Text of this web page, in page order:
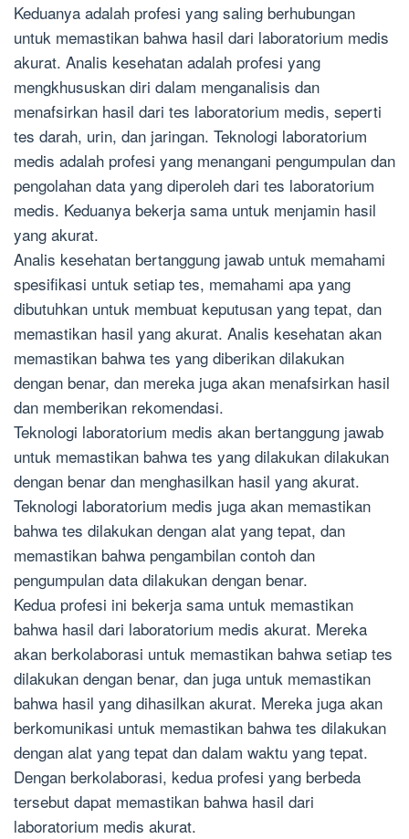
Keduanya adalah profesi yang saling berhubungan
untuk memastikan bahwa hasil dari laboratorium medis
akurat. Analis kesehatan adalah profesi yang
mengkhususkan diri dalam menganalisis dan
menafsirkan hasil dari tes laboratorium medis, seperti
tes darah, urin, dan jaringan. Teknologi laboratorium
medis adalah profesi yang menangani pengumpulan dan
pengolahan data yang diperoleh dari tes laboratorium
medis. Keduanya bekerja sama untuk menjamin hasil
yang akurat.
Analis kesehatan bertanggung jawab untuk memahami
spesifikasi untuk setiap tes, memahami apa yang
dibutuhkan untuk membuat keputusan yang tepat, dan
memastikan hasil yang akurat. Analis kesehatan akan
memastikan bahwa tes yang diberikan dilakukan
dengan benar, dan mereka juga akan menafsirkan hasil
dan memberikan rekomendasi.
Teknologi laboratorium medis akan bertanggung jawab
untuk memastikan bahwa tes yang dilakukan dilakukan
dengan benar dan menghasilkan hasil yang akurat.
Teknologi laboratorium medis juga akan memastikan
bahwa tes dilakukan dengan alat yang tepat, dan
memastikan bahwa pengambilan contoh dan
pengumpulan data dilakukan dengan benar.
Kedua profesi ini bekerja sama untuk memastikan
bahwa hasil dari laboratorium medis akurat. Mereka
akan berkolaborasi untuk memastikan bahwa setiap tes
dilakukan dengan benar, dan juga untuk memastikan
bahwa hasil yang dihasilkan akurat. Mereka juga akan
berkomunikasi untuk memastikan bahwa tes dilakukan
dengan alat yang tepat dan dalam waktu yang tepat.
Dengan berkolaborasi, kedua profesi yang berbeda
tersebut dapat memastikan bahwa hasil dari
laboratorium medis akurat.